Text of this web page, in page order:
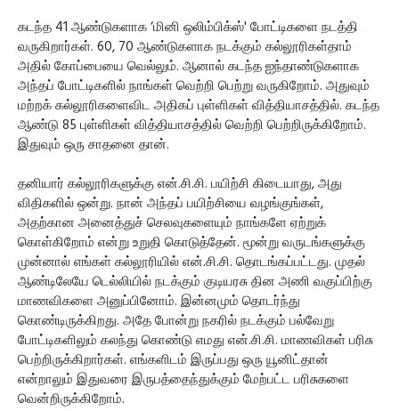
கடந்த 41 ஆண்டுகளாக ‘மினி ஒலிம்பிக்ஸ்' போட்டிகளை நடத்தி
வருகிறார்கள். 60, 70 ஆண்டுகளாக நடக்கும் கல்லூரிகள்தாம்
அதில் கோப்பையை வெல்லும். ஆனால் கடந்த ஐந்தாண்டுகளாக
அந்தப் போட்டிகளில் நாங்கள் வெற்றி பெற்று வருகிறோம். அதுவும்
மற்றக் கல்லூரிகளைவிட அதிகப் புள்ளிகள் வித்தியாசத்தில். கடந்த
ஆண்டு 85 புள்ளிகள் வித்தியாசத்தில் வெற்றி பெற்றிருக்கிறோம்.
இதுவும் ஒரு சாதனை தான்.
தனியார் கல்லூரிகளுக்கு என்.சி.சி. பயிற்சி கிடையாது, அது
விதிகளில் ஒன்று. நான் அந்தப் பயிற்சியை வழங்குங்கள்,
அதற்கான அனைத்துச் செலவுகளையும் நாங்களே ஏற்றுக்
கொள்கிறோம் என்று உறுதி கொடுத்தேன். மூன்று வருடங்களுக்கு
முன்னால் எங்கள் கல்லூரியில் என்.சி.சி. தொடங்கப்பட்டது. முதல்
ஆண்டிலேயே டெல்லியில் நடக்கும் குடியரசு தின அணி வகுப்பிற்கு
மாணவிகளை அனுப்பினோம். இன்னமும் தொடர்ந்து
கொண்டிருக்கிறது. அதே போன்று நகரில் நடக்கும் பல்வேறு
போட்டிகளிலும் கலந்து கொண்டு எமது என்.சி.சி. மாணவிகள் பரிசு
பெற்றிருக்கிறார்கள். எங்களிடம் இருப்பது ஒரு யூனிட்தான்
என்றாலும் இதுவரை இருபத்தைந்துக்கும் மேற்பட்ட பரிசுகளை
வென்றிருக்கிறோம்.